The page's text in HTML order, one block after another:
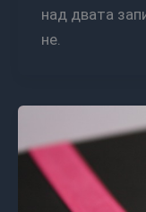
над двата
не.